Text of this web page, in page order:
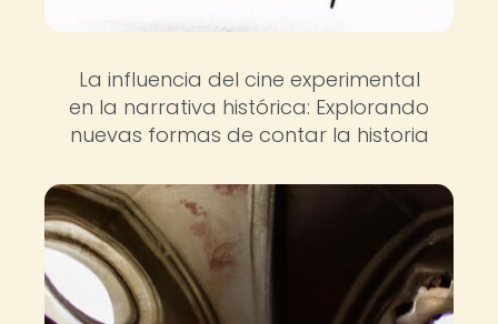
La influencia del cine experimental
en la narrativa histórica: Explorando
nuevas formas de contar la historia